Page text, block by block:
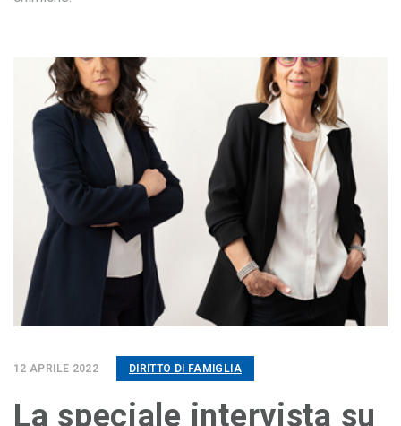
12 APRILE 2022 DIRITTO DI FAMIGLIA
La speciale intervista su